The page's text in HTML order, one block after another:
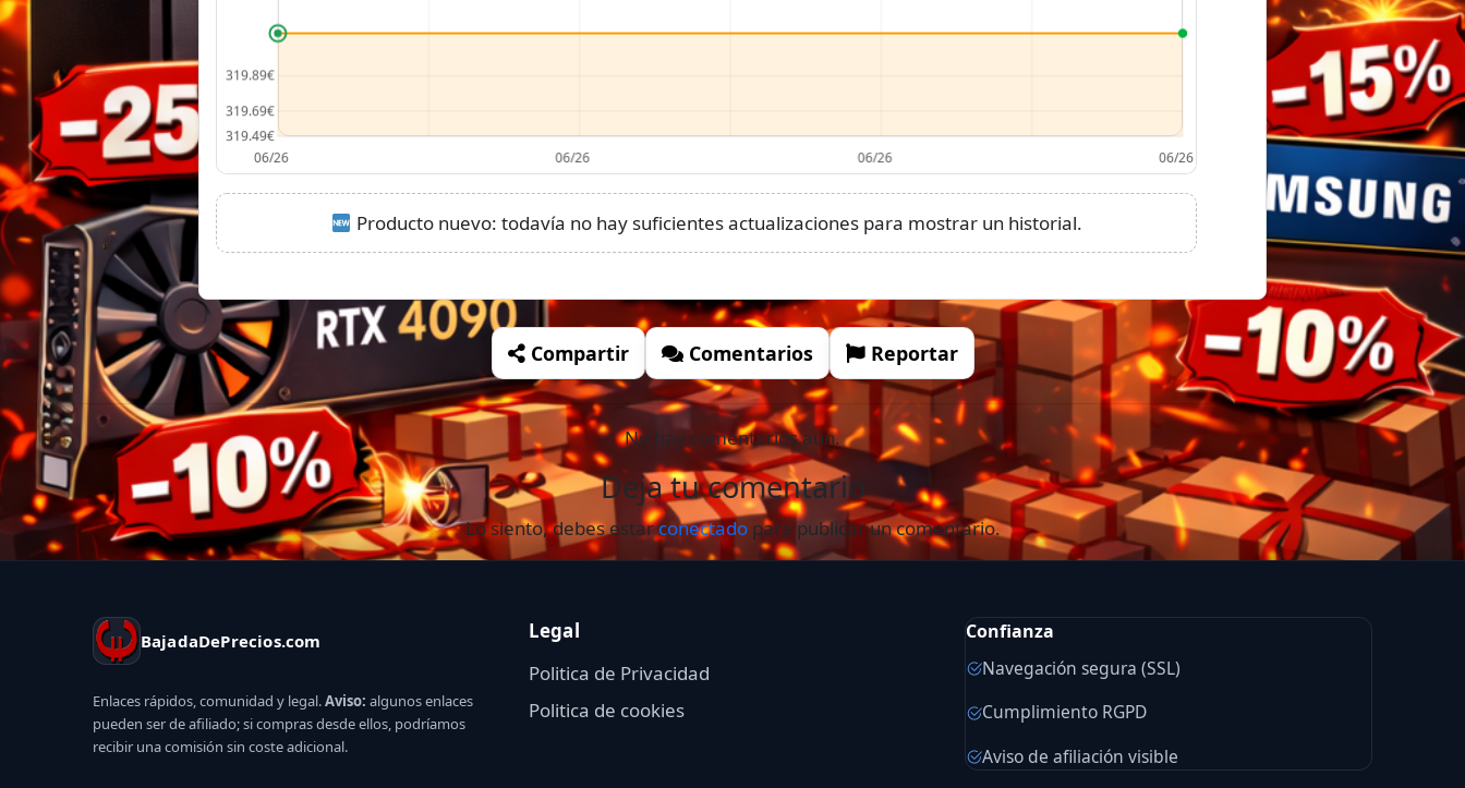
Producto nuevo: todavía no hay suficientes actualizaciones para mostrar un historial.
Compartir Comentarios Reportar
No hay comentarios aún.
Deja tu comentario
Lo siento, debes estarconectadopara publicar un comentario.
BajadaDePrecios.com
Enlaces rápidos, comunidad y legal.Aviso: algunos enlaces
pueden ser de afiliado; si compras desde ellos, podríamos
recibir una comisión sin coste adicional.
Legal
Politica de Privacidad
Politica de cookies
Confianza
Navegación segura (SSL)
Cumplimiento RGPD
Aviso de afiliación visible